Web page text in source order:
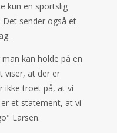
kun en sportslig
Det sender også et
kan holde på en
viser, at der er
ikke troet på, at vi
et statement, at vi
Larsen.